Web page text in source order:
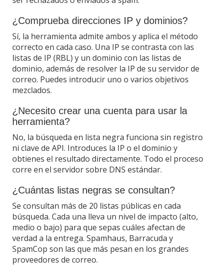
¿Comprueba direcciones IP y dominios?
Sí, la herramienta admite ambos y aplica el método
correcto en cada caso. Una IP se contrasta con las
listas de IP (RBL) y un dominio con las listas de
dominio, además de resolver la IP de su servidor de
correo. Puedes introducir uno o varios objetivos
mezclados.
¿Necesito crear una cuenta para usar la
herramienta?
No, la búsqueda en lista negra funciona sin registro
ni clave de API. Introduces la IP o el dominio y
obtienes el resultado directamente. Todo el proceso
corre en el servidor sobre DNS estándar.
¿Cuántas listas negras se consultan?
Se consultan más de 20 listas públicas en cada
búsqueda. Cada una lleva un nivel de impacto (alto,
medio o bajo) para que sepas cuáles afectan de
verdad a la entrega. Spamhaus, Barracuda y
SpamCop son las que más pesan en los grandes
proveedores de correo.